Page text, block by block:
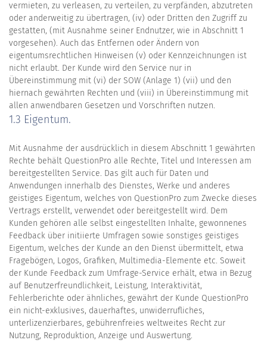
vermieten, zu verleasen, zu verteilen, zu verpfänden, abzutreten
oder anderweitig zu übertragen, (iv) oder Dritten den Zugriff zu
gestatten, (mit Ausnahme seiner Endnutzer, wie in Abschnitt 1
vorgesehen). Auch das Entfernen oder Ändern von
eigentumsrechtlichen Hinweisen (v) oder Kennzeichnungen ist
nicht erlaubt. Der Kunde wird den Service nur in
Übereinstimmung mit (vi) der SOW (Anlage 1) (vii) und den
hiernach gewährten Rechten und (viii) in Übereinstimmung mit
allen anwendbaren Gesetzen und Vorschriften nutzen.
1.3 Eigentum.
Mit Ausnahme der ausdrücklich in diesem Abschnitt 1 gewährten
Rechte behält QuestionPro alle Rechte, Titel und Interessen am
bereitgestellten Service. Das gilt auch für Daten und
Anwendungen innerhalb des Dienstes, Werke und anderes
geistiges Eigentum, welches von QuestionPro zum Zwecke dieses
Vertrags erstellt, verwendet oder bereitgestellt wird. Dem
Kunden gehören alle selbst eingestellten Inhalte, gewonnenes
Feedback über initiierte Umfragen sowie sonstiges geistiges
Eigentum, welches der Kunde an den Dienst übermittelt, etwa
Fragebögen, Logos, Grafiken, Multimedia-Elemente etc. Soweit
der Kunde Feedback zum Umfrage-Service erhält, etwa in Bezug
auf Benutzerfreundlichkeit, Leistung, Interaktivität,
Fehlerberichte oder ähnliches, gewährt der Kunde QuestionPro
ein nicht-exklusives, dauerhaftes, unwiderrufliches,
unterlizenzierbares, gebührenfreies weltweites Recht zur
Nutzung, Reproduktion, Anzeige und Auswertung.